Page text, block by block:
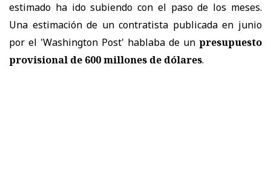
estimado ha ido subiendo con el paso de los meses.
Una estimación de un contratista publicada en junio
por el 'Washington Post' hablaba de un presupuesto
provisional de 600 millones de dólares.